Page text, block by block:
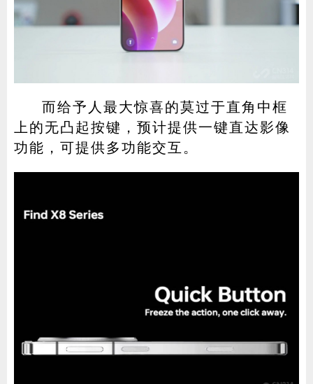
而给予人最大惊喜的莫过于直角中框
上的无凸起按键，预计提供一键直达影像
功能，可提供多功能交互。